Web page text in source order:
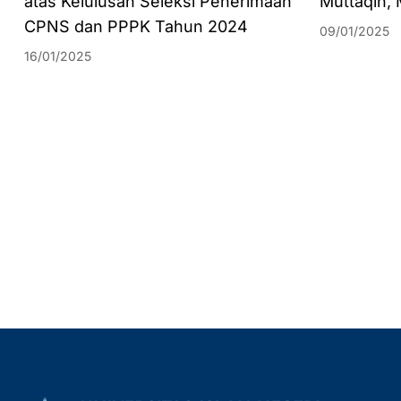
CPNS dan PPPK Tahun 2024
16/01/2025
09/01/2025